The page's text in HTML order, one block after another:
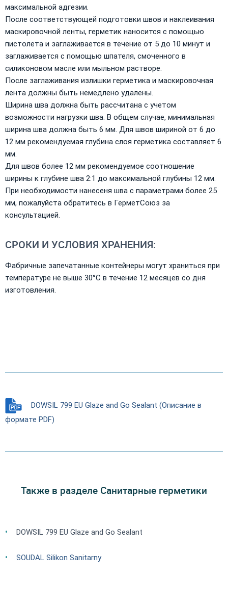
максимальной адгезии.
После соответствующей подготовки швов и наклеивания
маскировочной ленты, герметик наносится с помощью
пистолета и заглаживается в течение от 5 до 10 минут и
заглаживается с помощью шпателя, смоченного в
силиконовом масле или мыльном растворе.
После заглаживания излишки герметика и маскировочная
лента должны быть немедлено удалены.
Ширина шва должна быть рассчитана с учетом
возможности нагрузки шва. В общем случае, минимальная
ширина шва должна быть 6 мм. Для швов шириной от 6 до
12 мм рекомендуемая глубина слоя герметика составляет 6
мм.
Для швов более 12 мм рекомендуемое соотношение
ширины к глубине шва 2:1 до максимальной глубины 12 мм.
При необходимости нанесеня шва с параметрами более 25
мм, пожалуйста обратитесь в ГерметСоюз за
консультацией.
СРОКИ И УСЛОВИЯ ХРАНЕНИЯ:
Фабричные запечатанные контейнеры могут храниться при
температуре не выше 30°С в течение 12 месяцев со дня
изготовления.
DOWSIL 799 EU Glaze and Go Sealant (Описание в
формате PDF)
Также в разделе Санитарные герметики
DOWSIL 799 EU Glaze and Go Sealant
SOUDAL Silikon Sanitarny